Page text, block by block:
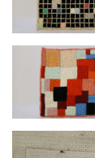
Zoom